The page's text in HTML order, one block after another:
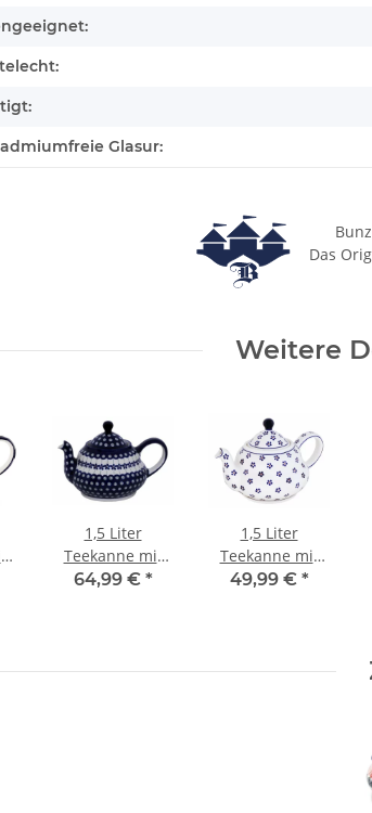
Glasur:
Das
Weitere
1,5 Liter
Teekanne mit
bauchiger
64,99 € *
1,5 Liter
Teekanne mit
bauchiger
49,99 € *